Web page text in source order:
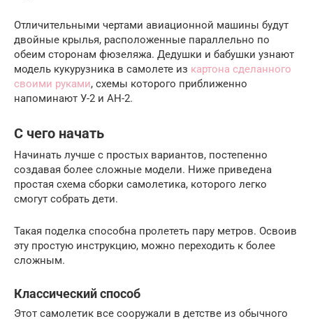
Отличительными чертами авиационной машины будут
двойные крылья, расположенные параллельно по
обеим сторонам фюзеляжа. Дедушки и бабушки узнают
модель кукурузника в самолете из картона сделанного
своими руками, схемы которого приближенно
напоминают У-2 и АН-2.
С чего начать
Начинать лучше с простых вариантов, постепенно
создавая более сложные модели. Ниже приведена
простая схема сборки самолетика, которого легко
смогут собрать дети.
Такая поделка способна пролететь пару метров. Освоив
эту простую инструкцию, можно переходить к более
сложным.
Классический способ
Этот самолетик все сооружали в детстве из обычного